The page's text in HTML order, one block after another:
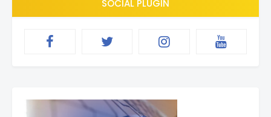
SOCIAL PLUGIN